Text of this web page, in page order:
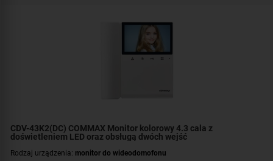
CDV-43K2(DC) COMMAX Monitor kolorowy 4.3 cala z
doświetleniem LED oraz obsługą dwóch wejść
Rodzaj urządzenia: monitor do wideodomofonu